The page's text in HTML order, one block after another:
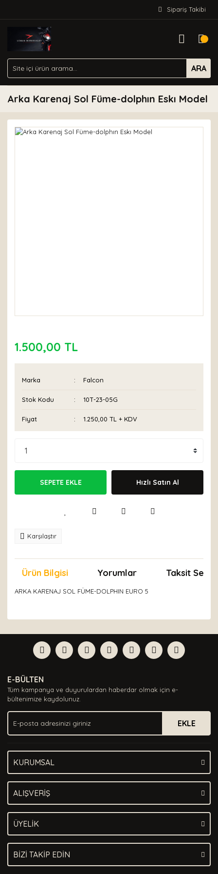
Sipariş Takibi
ARA
Arka Karenaj Sol Füme-dolphın Eskı Model
1.500,00 TL
Marka Falcon
Stok Kodu 10T-23-05G
Fiyat 1.250,00 TL + KDV
SEPETE EKLE Hızlı Satın Al
Karşılaştır
Ürün Bilgisi Yorumlar Taksit
ARKA KARENAJ SOL FÜME-DOLPHIN EURO 5
Yorum Yaz
formunu kullanarak tarafımıza iletebilirsiniz.
Görüş ve önerileriniz için teşekkür ederiz.
Ürün açıklamasında eksik bilgiler bulunuyor.
Ürün bilgilerinde hatalar bulunuyor.
Ürün fiyatı diğer sitelerden daha pahalı.
Bu ürüne benzer farklı alternatifler olmalı.
E-BÜLTEN
Tüm kampanya ve duyurulardan haberdar olmak için e-
bültenimize kaydolunuz.
EKLE
KURUMSAL
ALIŞVERİŞ
ÜYELİK
BİZİ TAKİP EDİN